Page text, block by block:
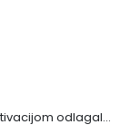
Zaštita životne sredine rekultivacijom odlagališta